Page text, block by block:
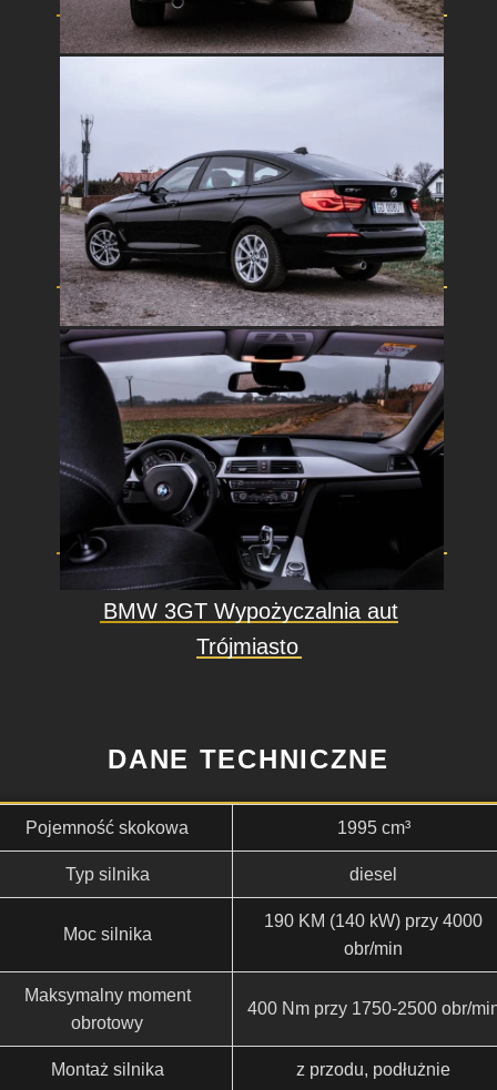
BMW 3GT Wypożyczalnia aut
Trójmiasto
DANE TECHNICZNE
Pojemność skokowa 1995 cm³
Typ silnika diesel
Moc silnika
190 KM (140 kW) przy 4000
obr/min
Maksymalny moment
obrotowy
400 Nm przy 1750-2500 obr/
Montaż silnika z przodu, podłużnie